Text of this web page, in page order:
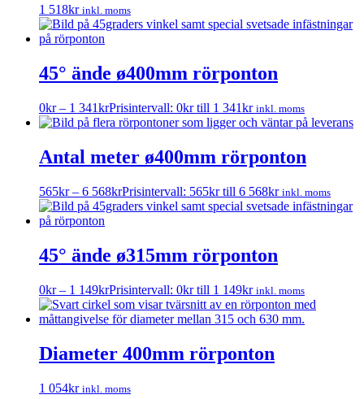
1 518kr inkl. moms
45° ände ø400mm rörponton
0kr – 1 341krPrisintervall: 0kr till 1 341kr inkl. moms
Antal meter ø400mm rörponton
565kr – 6 568krPrisintervall: 565kr till 6 568kr inkl. moms
45° ände ø315mm rörponton
0kr – 1 149krPrisintervall: 0kr till 1 149kr inkl. moms
Diameter 400mm rörponton
1 054kr inkl. moms